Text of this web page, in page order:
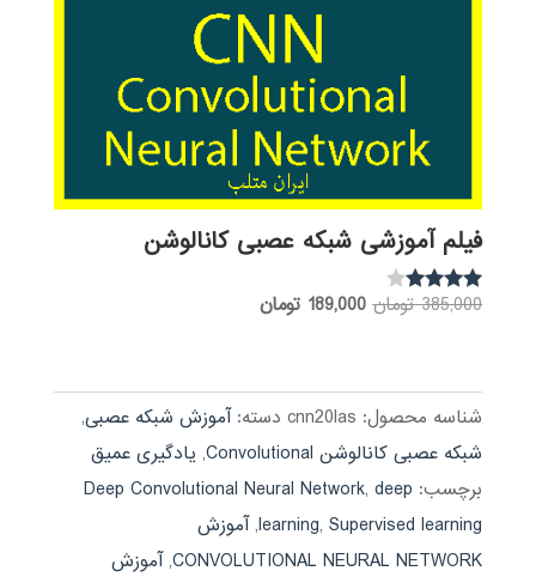
فیلم آموزشی شبکه عصبی کانالوشن
نمره
385,000 تومان قیمت
بود.
189,000 تومانقیمت
شناسه محصول: cnn20las دسته:آموزش شبکه عصبی,
شبکه عصبی کانالوشن Convolutional
, یادگیری عمیق
برچسب:
Deep Convolutional Neural Network,deep
learning,Supervised learning
,آموزش
CONVOLUTIONAL NEURAL NETWORK
,آموزش